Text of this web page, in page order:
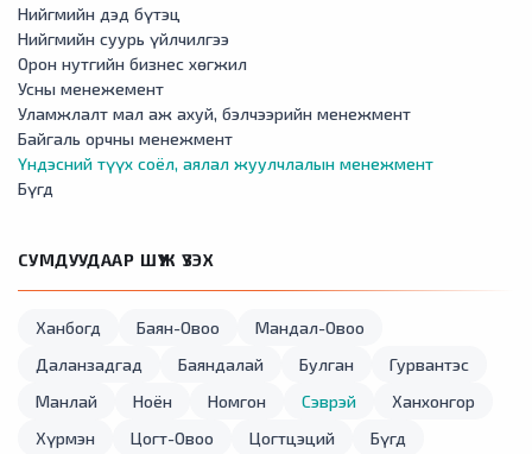
Нийгмийн дэд бүтэц
Нийгмийн суурь үйлчилгээ
Орон нутгийн бизнес хөгжил
Усны менежемент
Уламжлалт мал аж ахуй, бэлчээрийн менежмент
Байгаль орчны менежмент
Үндэсний түүх соёл, аялал жуулчлалын менежмент
Бүгд
СУМДУУДААР ШҮҮЖ ҮЗЭХ
Ханбогд Баян-Овоо
Мандал-Овоо
Даланзадгад
Баяндалай Булган
Гурвантэс
Манлай
Ноён Номгон Сэврэй
Ханхонгор
Хүрмэн
Цогт-Овоо Цогтцэций Бүгд